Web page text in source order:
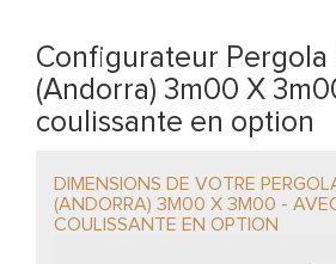
Configurateur Pergola
(Andorra) 3m00 X
coulissante en option
DIMENSIONS DE VOTRE
(ANDORRA) 3M00 X 3M00 -
COULISSANTE EN OPTION